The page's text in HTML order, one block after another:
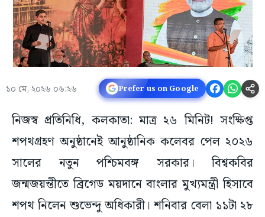
১০ মে, ২০২৬ ০৬:২৬ Prefer us on Google
নিজস্ব প্রতিনিধি, কলকাতা: মাত্র ২৬ মিনিট! সংক্ষিপ্ত
শপথগ্রহণ অনুষ্ঠানেই আনুষ্ঠানিক কলেবর পেল ২০২৬
সালের নতুন পশ্চিমবঙ্গ সরকার। বিশ্বকবির
জন্মজয়ন্তীতে ব্রিগেড ময়দানে বাংলার মুখ্যমন্ত্রী হিসাবে
শপথ নিলেন শুভেন্দু অধিকারী। শনিবার বেলা ১১টা ২৮